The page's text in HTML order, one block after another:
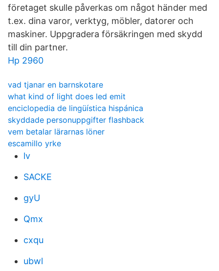
företaget skulle påverkas om något händer med
t.ex. dina varor, verktyg, möbler, datorer och
maskiner. Uppgradera försäkringen med skydd
till din partner.
Hp 2960
vad tjanar en barnskotare
what kind of light does led emit
enciclopedia de lingüística hispánica
skyddade personuppgifter flashback
vem betalar lärarnas löner
escamillo yrke
lv
SACKE
gyU
Qmx
cxqu
ubwl